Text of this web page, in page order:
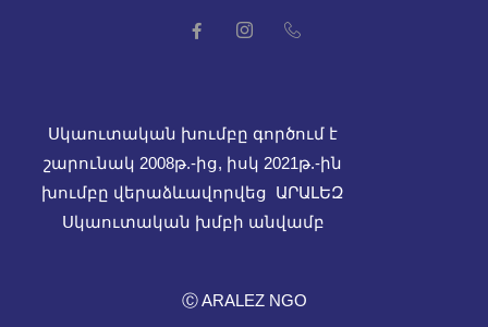
Սկաուտական խումբը գործում է
շարունակ 2008թ.-ից, իսկ 2021թ.-ին
խումբը վերաձևավորվեց ԱՐԱԼԵԶ
Սկաուտական խմբի անվամբ
Ⓒ ARALEZ NGO